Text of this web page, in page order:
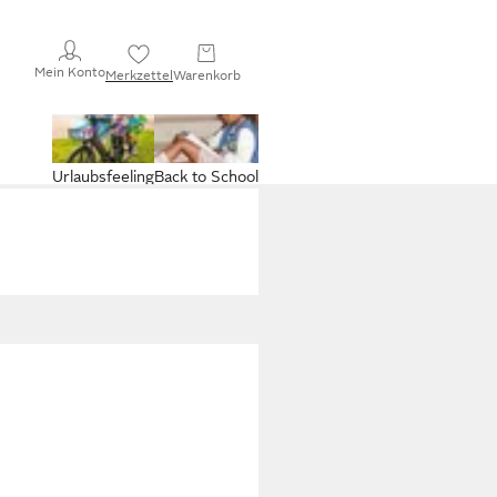
Mein KontoMerkzettelWarenkorb
Back to School
Urlaubsfeeling